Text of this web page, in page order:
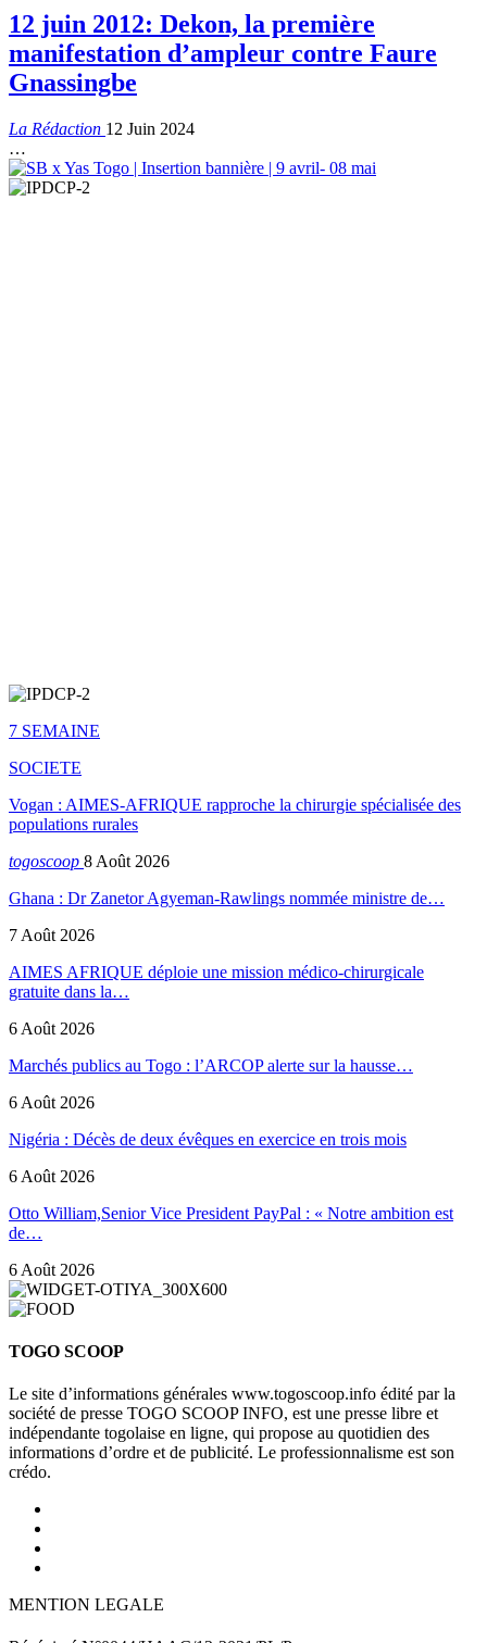
12 juin 2012: Dekon, la première
manifestation d’ampleur contre Faure
Gnassingbe
La Rédaction 12 Juin 2024
…
7 SEMAINE
SOCIETE
Vogan : AIMES-AFRIQUE rapproche la chirurgie spécialisée des
populations rurales
togoscoop 8 Août 2026
Ghana : Dr Zanetor Agyeman-Rawlings nommée ministre de…
7 Août 2026
AIMES AFRIQUE déploie une mission médico-chirurgicale
gratuite dans la…
6 Août 2026
Marchés publics au Togo : l’ARCOP alerte sur la hausse…
6 Août 2026
Nigéria : Décès de deux évêques en exercice en trois mois
6 Août 2026
Otto William,Senior Vice President PayPal : « Notre ambition est
de…
6 Août 2026
TOGO SCOOP
Le site d’informations générales www.togoscoop.info édité par la
société de presse TOGO SCOOP INFO, est une presse libre et
indépendante togolaise en ligne, qui propose au quotidien des
informations d’ordre et de publicité. Le professionnalisme est son
crédo.
MENTION LEGALE